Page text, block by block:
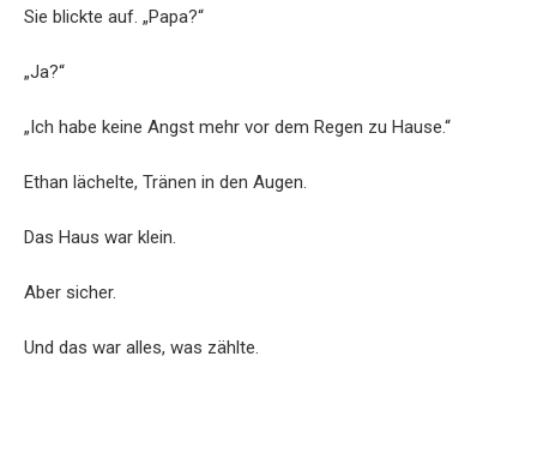
Sie blickte auf. „Papa?“
„Ja?“
„Ich habe keine Angst mehr vor dem Regen zu Hause.“
Ethan lächelte, Tränen in den Augen.
Das Haus war klein.
Aber sicher.
Und das war alles, was zählte.